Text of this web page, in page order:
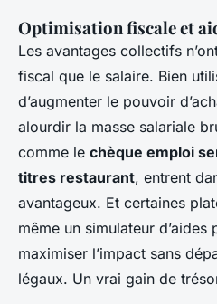
Optimisation fiscale et
Les avantages collectifs
fiscal que le salaire. Bien
d’augmenter le pouvoir
alourdir la masse salariale
comme le chèque emploi
titres restaurant, entrent
avantageux. Et certaines
même un simulateur d’aides
maximiser l’impact sans
légaux. Un vrai gain de